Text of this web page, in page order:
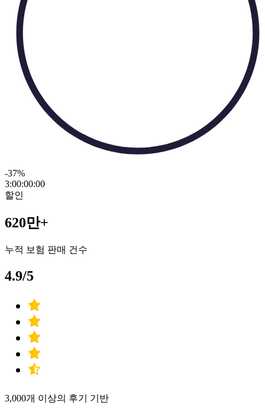
-37%
3:00:00:00
할인
620만+
누적 보험 판매 건수
4.9/5
3,000개 이상의 후기 기반